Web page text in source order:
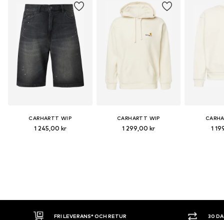
CARHARTT WIP
1 245,00 kr
CARHARTT WIP
1 299,00 kr 1
30 DAGARS ÖPPET KÖP SHOPPA